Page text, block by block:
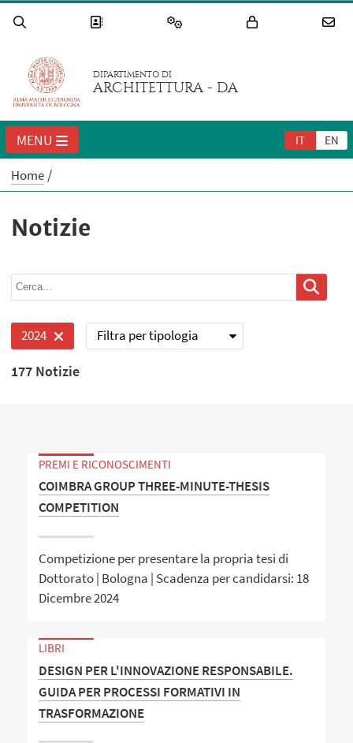
DIPARTIMENTO DI
ARCHITETTURA - DA
IT EN
MENU
Home
Notizie
2024 Filtra per tipologia
177 Notizie
PREMI E RICONOSCIMENTI
COIMBRA GROUP THREE-MINUTE-THESIS
COMPETITION
Competizione per presentare la propria tesi di
Dottorato | Bologna | Scadenza per candidarsi: 18
Dicembre 2024
LIBRI
DESIGN PER L'INNOVAZIONE RESPONSABILE.
GUIDA PER PROCESSI FORMATIVI IN
TRASFORMAZIONE